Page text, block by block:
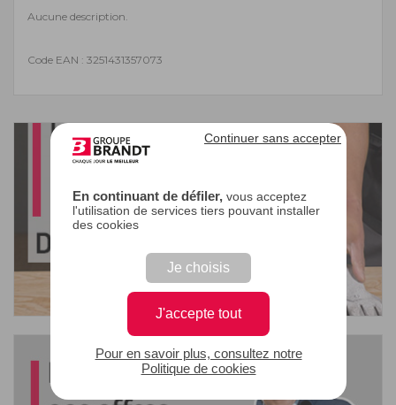
En continuant de défiler,vous acceptez
l'utilisation de services tiers pouvant installer
des cookies
Je choisis
J'accepte tout
Continuer sans accepter
Pour en savoir plus, consultez notre
Politique de cookies
Aucune description.
Code EAN : 3251431357073